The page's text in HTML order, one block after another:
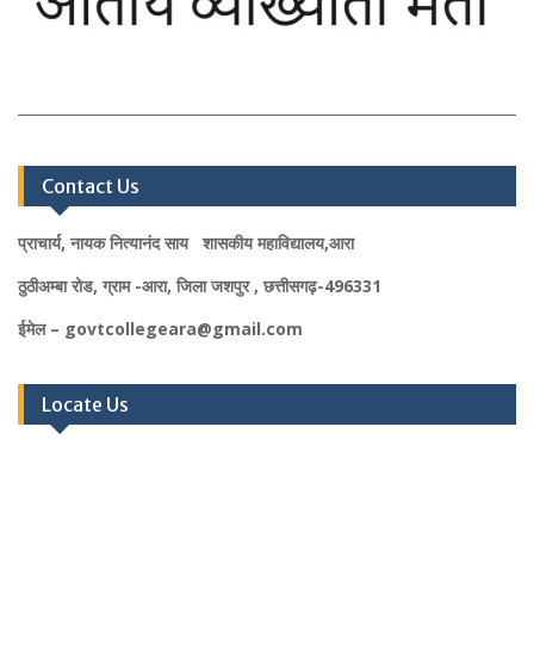
Contact Us
प्राचार्य, नायक नित्यानंद साय शासकीय महाविद्यालय,आरा
ठुठीअम्बा रोड, ग्राम -आरा, जिला जशपुर , छत्तीसगढ़-496331
ईमेल – govtcollegeara@gmail.com
Locate Us